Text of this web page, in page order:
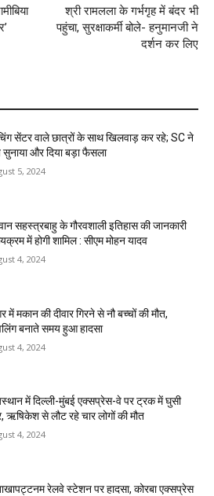
श्री रामलला के गर्भगृह में बंदर भी
पहुंचा, सुरक्षाकर्मी बोले- हनुमानजी ने
दर्शन कर लिए
सेंटर वाले छात्रों के साथ खिलवाड़ कर रहे; SC ने
और दिया बड़ा फैसला
5, 2024
सहस्त्रबाहु के गौरवशाली इतिहास की जानकारी
में होगी शामिल : सीएम मोहन यादव
4, 2024
में मकान की दीवार गिरने से नौ बच्चों की मौत,
बनाते समय हुआ हादसा
4, 2024
में दिल्ली-मुंबई एक्सप्रेस-वे पर ट्रक में घुसी
ऋषिकेश से लौट रहे चार लोगों की मौत
4, 2024
रेलवे स्टेशन पर हादसा, कोरबा एक्सप्रेस